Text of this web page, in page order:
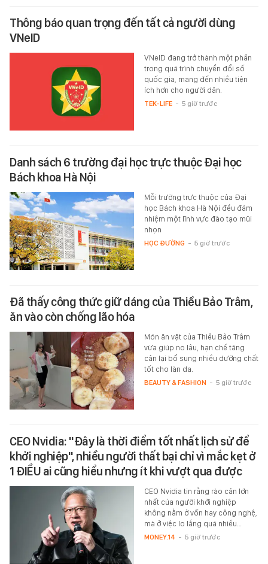
Thông báo quan trọng đến tất cả người dùng
VNeID
VNeID đang trở thành một phần
trong quá trình chuyển đổi số
quốc gia, mang đến nhiều tiện
ích hơn cho người dân.
TEK-LIFE - 5 giờ trước
Danh sách 6 trường đại học trực thuộc Đại học
Bách khoa Hà Nội
Mỗi trường trực thuộc của Đại
học Bách khoa Hà Nội đều đảm
nhiệm một lĩnh vực đào tạo mũi
nhọn
HỌC ĐƯỜNG - 5 giờ trước
Đã thấy công thức giữ dáng của Thiều Bảo Trâm,
ăn vào còn chống lão hóa
Món ăn vặt của Thiều Bảo Trâm
vừa giúp no lâu, hạn chế tăng
cân lại bổ sung nhiều dưỡng chất
tốt cho làn da.
BEAUTY & FASHION - 5 giờ trước
CEO Nvidia: "Đây là thời điểm tốt nhất lịch sử để
khởi nghiệp", nhiều người thất bại chỉ vì mắc kẹt ở
1 ĐIỀU ai cũng hiểu nhưng ít khi vượt qua được
CEO Nvidia tin rằng rào cản lớn
nhất của người khởi nghiệp
không nằm ở vốn hay công nghệ,
mà ở việc lo lắng quá nhiều…
MONEY.14 - 5 giờ trước